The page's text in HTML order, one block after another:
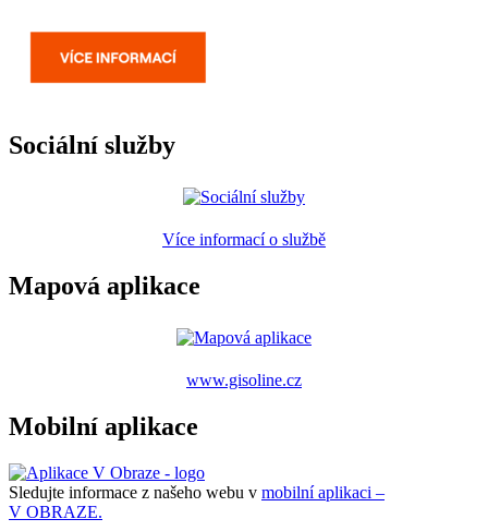
Sociální služby
Více informací o službě
Mapová aplikace
www.gisoline.cz
Mobilní aplikace
Sledujte informace z našeho webu v mobilní aplikaci –
V OBRAZE.